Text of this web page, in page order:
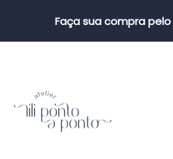
Faça sua compra